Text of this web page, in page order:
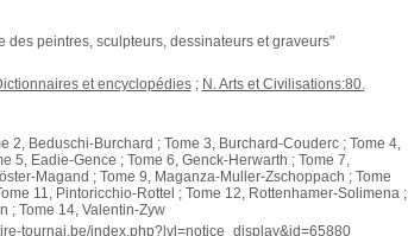
des peintres, sculpteurs, dessinateurs et graveurs"
et encyclopédies; N. Arts et Civilisations:80.
2, Beduschi-Burchard ; Tome 3, Burchard-Couderc ; Tome 4,
5, Eadie-Gence ; Tome 6, Genck-Herwarth ; Tome 7,
Magand ; Tome 9, Maganza-Muller-Zschoppach ; Tome
11, Pintoricchio-Rottel ; Tome 12, Rottenhamer-Solimena ;
; Tome 14, Valentin-Zyw
tournai.be/index.php?lvl=notice_display&id=65880